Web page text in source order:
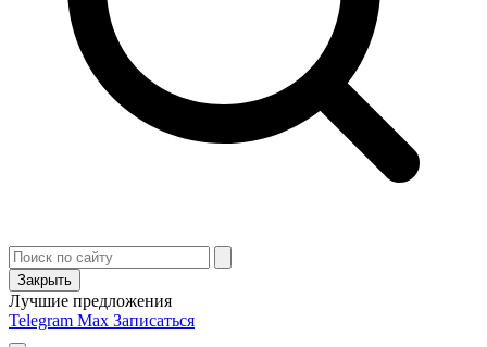
Закрыть
Лучшие предложения
Telegram Max Записаться